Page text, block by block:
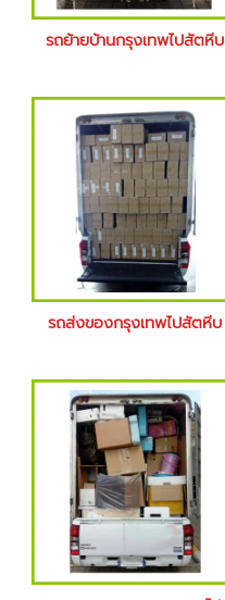
รถย้ายบ้านกรุงเทพไปสัตหีบ
รถส่งของกรุงเทพไปสัตหีบ